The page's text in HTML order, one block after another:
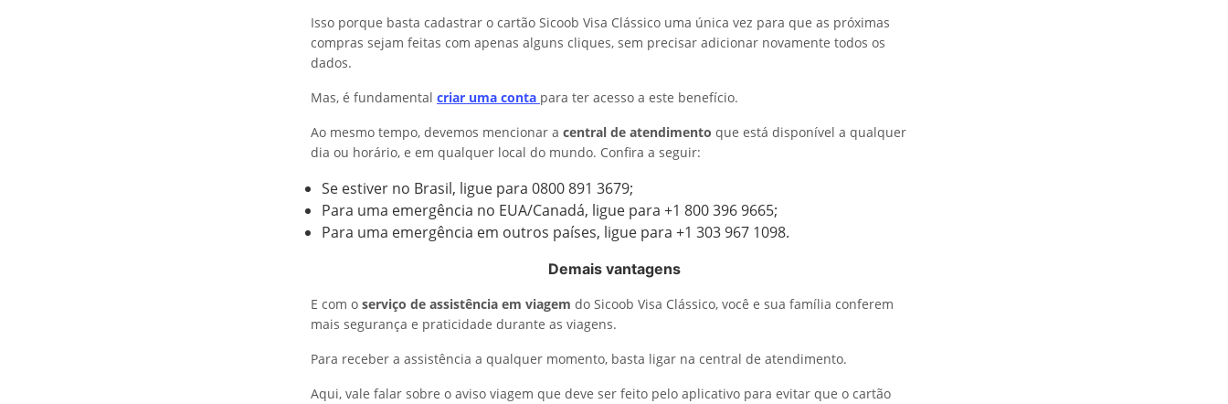
Isso porque basta cadastrar o cartão Sicoob Visa Clássico uma única vez para que as próximas
compras sejam feitas com apenas alguns cliques, sem precisar adicionar novamente todos os
dados.
Mas, é fundamental criar uma conta para ter acesso a este benefício.
Ao mesmo tempo, devemos mencionar a central de atendimento que está disponível a qualquer
dia ou horário, e em qualquer local do mundo. Confira a seguir:
Se estiver no Brasil, ligue para 0800 891 3679;
Para uma emergência no EUA/Canadá, ligue para +1 800 396 9665;
Para uma emergência em outros países, ligue para +1 303 967 1098.
Demais vantagens
E com o serviço de assistência em viagem do Sicoob Visa Clássico, você e sua família conferem
mais segurança e praticidade durante as viagens.
Para receber a assistência a qualquer momento, basta ligar na central de atendimento.
Aqui, vale falar sobre o aviso viagem que deve ser feito pelo aplicativo para evitar que o cartão